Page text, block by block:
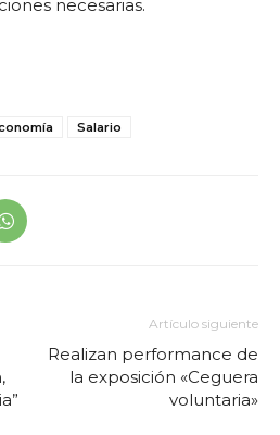
necesarias.
Salario
Artículo siguiente
Realizan performance de
la exposición «Ceguera
voluntaria»